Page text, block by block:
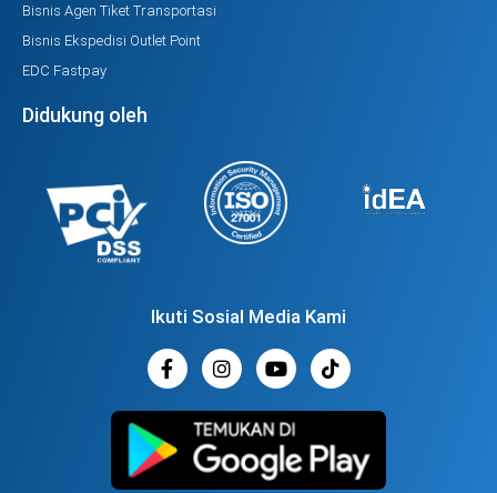
Bisnis Agen Tiket Transportasi
Bisnis Ekspedisi Outlet Point
EDC Fastpay
Didukung oleh
Ikuti Sosial Media Kami